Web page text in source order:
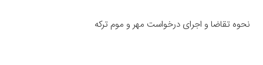
نحوه تقاضا و اجرای درخواست مهر و موم ترکه